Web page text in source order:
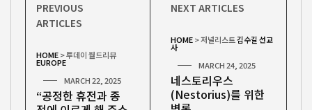
PREVIOUS
ARTICLES
HOME>투데이 월드리뷰
EUROPE
MARCH 22, 2025
“공정한 휴전과 종
NEXT ARTICLES
HOME>저널리스트김수길 선교
사
MARCH 24, 2025
네스토리우스
(Nestorius)를 위한